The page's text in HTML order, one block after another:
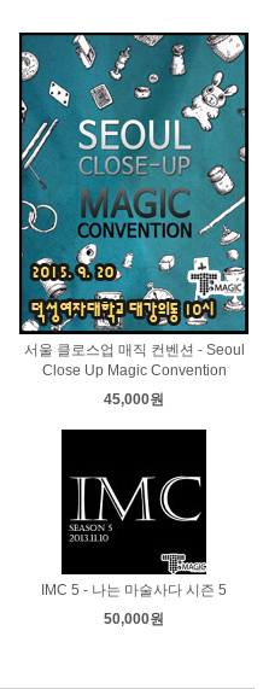
서울 클로스업 매직 컨벤션 - Seoul
Close Up Magic Convention
45,000원
IMC 5 - 나는 마술사다 시즌 5
50,000원